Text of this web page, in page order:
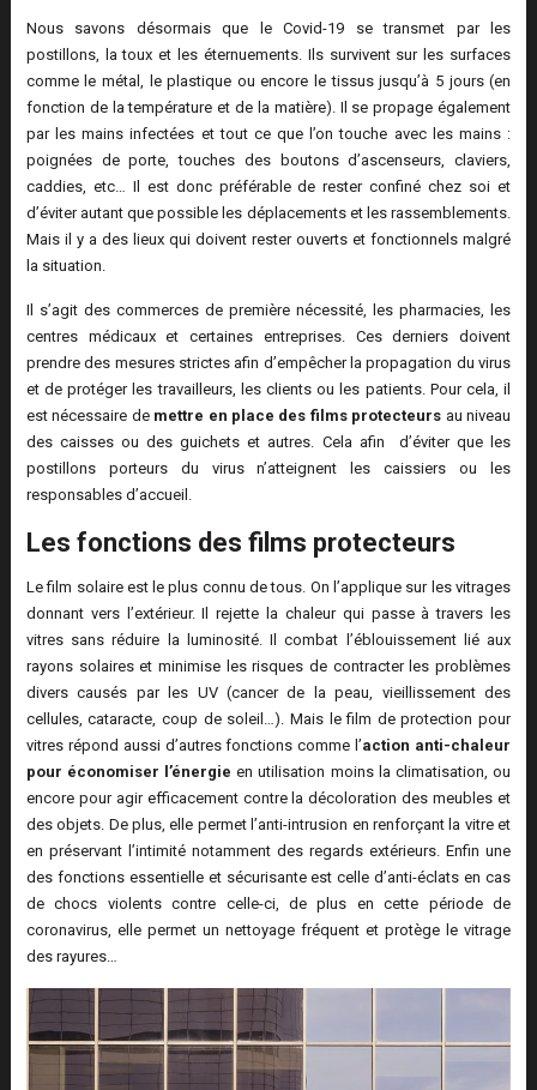
Nous savons désormais que le Covid-19 se transmet par les
postillons, la toux et les éternuements. Ils survivent sur les surfaces
comme le métal, le plastique ou encore le tissus jusqu’à 5 jours (en
fonction de la température et de la matière). Il se propage également
par les mains infectées et tout ce que l’on touche avec les mains :
poignées de porte, touches des boutons d’ascenseurs, claviers,
caddies, etc… Il est donc préférable de rester confiné chez soi et
d’éviter autant que possible les déplacements et les rassemblements.
Mais il y a des lieux qui doivent rester ouverts et fonctionnels malgré
la situation.
Il s’agit des commerces de première nécessité, les pharmacies, les
centres médicaux et certaines entreprises. Ces derniers doivent
prendre des mesures strictes afin d’empêcher la propagation du virus
et de protéger les travailleurs, les clients ou les patients. Pour cela, il
est nécessaire de mettre en place des films protecteurs au niveau
des caisses ou des guichets et autres. Cela afin d’éviter que les
postillons porteurs du virus n’atteignent les caissiers ou les
responsables d’accueil.
Les fonctions des films protecteurs
Le film solaire est le plus connu de tous. On l’applique sur les vitrages
donnant vers l’extérieur. Il rejette la chaleur qui passe à travers les
vitres sans réduire la luminosité. Il combat l’éblouissement lié aux
rayons solaires et minimise les risques de contracter les problèmes
divers causés par les UV (cancer de la peau, vieillissement des
cellules, cataracte, coup de soleil…). Mais le film de protection pour
vitres répond aussi d’autres fonctions comme l’action anti-chaleur
pour économiser l’énergie en utilisation moins la climatisation, ou
encore pour agir efficacement contre la décoloration des meubles et
des objets. De plus, elle permet l’anti-intrusion en renforçant la vitre et
en préservant l’intimité notamment des regards extérieurs. Enfin une
des fonctions essentielle et sécurisante est celle d’anti-éclats en cas
de chocs violents contre celle-ci, de plus en cette période de
coronavirus, elle permet un nettoyage fréquent et protège le vitrage
des rayures…